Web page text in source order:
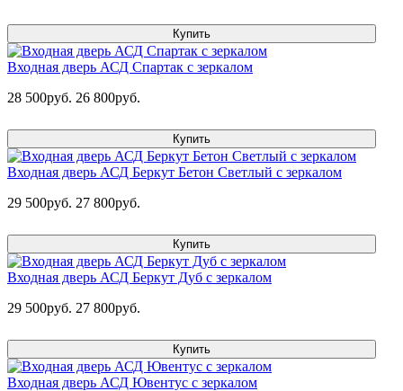
Купить
Входная дверь АСД Спартак с зеркалом
28 500руб. 26 800руб.
Купить
Входная дверь АСД Беркут Бетон Светлый с зеркалом
29 500руб. 27 800руб.
Купить
Входная дверь АСД Беркут Дуб с зеркалом
29 500руб. 27 800руб.
Купить
Входная дверь АСД Ювентус с зеркалом